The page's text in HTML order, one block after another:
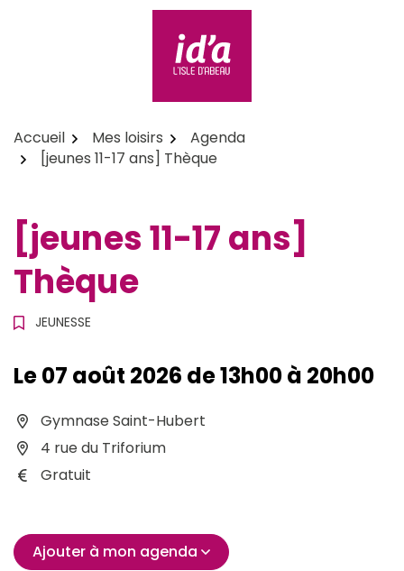
id'a L'Isle d'Abeau
Accueil Mes loisirs
Agenda
[jeunes 11-17 ans] Thèque
[jeunes 11-17 ans]
Thèque
JEUNESSE
Le07 août 2026 de 13h00 à 20h00
Gymnase Saint-Hubert
4 rue du Triforium
Gratuit
Ajouter à mon agenda